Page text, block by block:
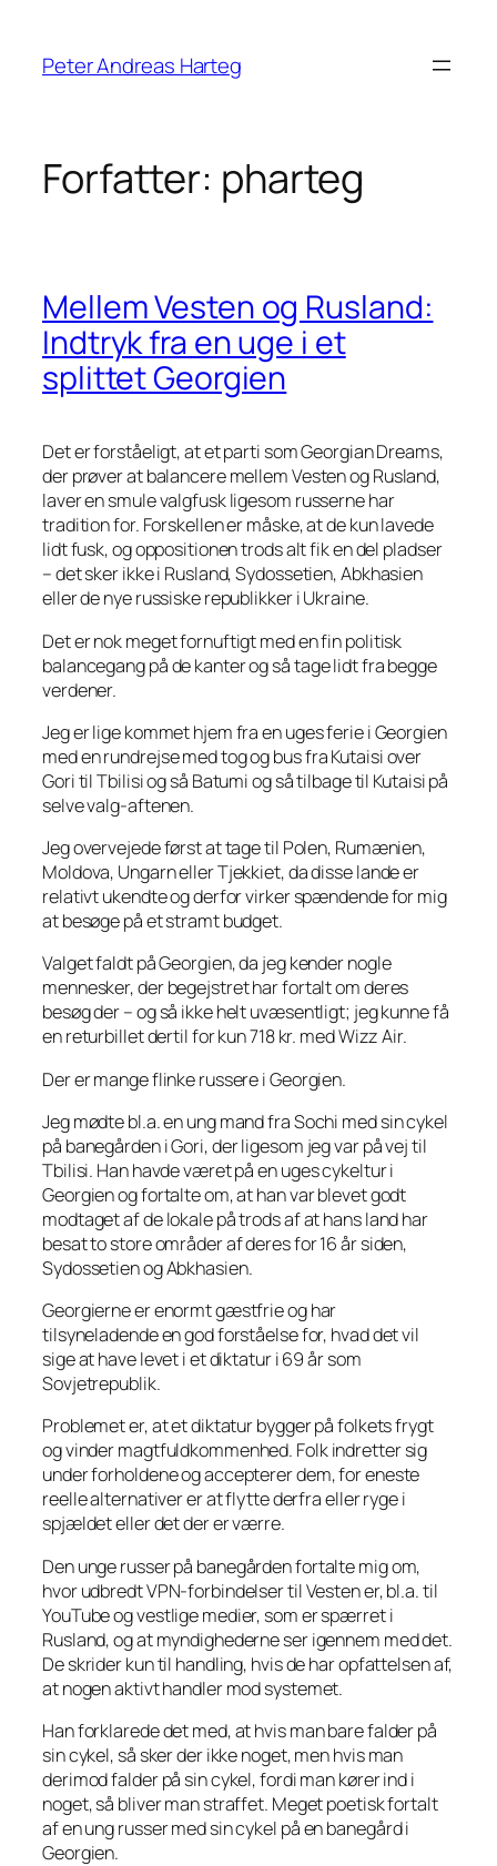
indhold
Peter Andreas Harteg
Forfatter: pharteg
Mellem Vesten og Rusland:
Indtryk fra en uge i et
splittet Georgien
Det er forståeligt, at et parti som Georgian Dreams,
der prøver at balancere mellem Vesten og Rusland,
laver en smule valgfusk ligesom russerne har
tradition for. Forskellen er måske, at de kun lavede
lidt fusk, og oppositionen trods alt fik en del pladser
– det sker ikke i Rusland, Sydossetien, Abkhasien
eller de nye russiske republikker i Ukraine.
Det er nok meget fornuftigt med en fin politisk
balancegang på de kanter og så tage lidt fra begge
verdener.
Jeg er lige kommet hjem fra en uges ferie i Georgien
med en rundrejse med tog og bus fra Kutaisi over
Gori til Tbilisi og så Batumi og så tilbage til Kutaisi på
selve valg-aftenen.
Jeg overvejede først at tage til Polen, Rumænien,
Moldova, Ungarn eller Tjekkiet, da disse lande er
relativt ukendte og derfor virker spændende for mig
at besøge på et stramt budget.
Valget faldt på Georgien, da jeg kender nogle
mennesker, der begejstret har fortalt om deres
besøg der – og så ikke helt uvæsentligt; jeg kunne få
en returbillet dertil for kun 718 kr. med Wizz Air.
Der er mange flinke russere i Georgien.
Jeg mødte bl.a. en ung mand fra Sochi med sin cykel
på banegården i Gori, der ligesom jeg var på vej til
Tbilisi. Han havde været på en uges cykeltur i
Georgien og fortalte om, at han var blevet godt
modtaget af de lokale på trods af at hans land har
besat to store områder af deres for 16 år siden,
Sydossetien og Abkhasien.
Georgierne er enormt gæstfrie og har
tilsyneladende en god forståelse for, hvad det vil
sige at have levet i et diktatur i 69 år som
Sovjetrepublik.
Problemet er, at et diktatur bygger på folkets frygt
og vinder magtfuldkommenhed. Folk indretter sig
under forholdene og accepterer dem, for eneste
reelle alternativer er at flytte derfra eller ryge i
spjældet eller det der er værre.
Den unge russer på banegården fortalte mig om,
hvor udbredt VPN-forbindelser til Vesten er, bl.a. til
YouTube og vestlige medier, som er spærret i
Rusland, og at myndighederne ser igennem med det.
De skrider kun til handling, hvis de har opfattelsen af,
at nogen aktivt handler mod systemet.
Han forklarede det med, at hvis man bare falder på
sin cykel, så sker der ikke noget, men hvis man
derimod falder på sin cykel, fordi man kører ind i
noget, så bliver man straffet. Meget poetisk fortalt
af en ung russer med sin cykel på en banegård i
Georgien.